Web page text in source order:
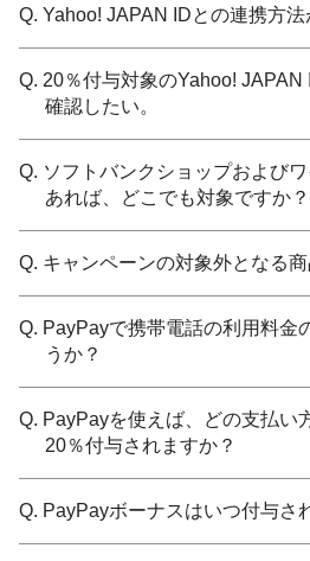
Q. Yahoo! JAPAN IDとの連携方法
Q. 20％付与対象のYahoo!
確認したい。
Q. ソフトバンクショップおよび
あれば、どこでも対象ですか？
Q. キャンペーンの対象外となる
Q. PayPayで携帯電話の利用料金
うか？
Q. PayPayを使えば、どの支払い
20％付与されますか？
Q. PayPayボーナスはいつ付与さ